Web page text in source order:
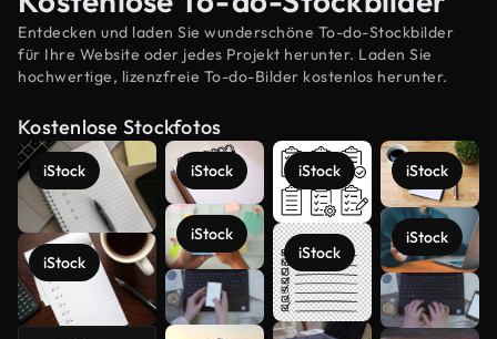
Entdecken und laden Sie wunderschöne To-do-Stockbilder
für Ihre Website oder jedes Projekt herunter. Laden Sie
hochwertige, lizenzfreie To-do-Bilder kostenlos herunter.
Kostenlose Stockfotos
iStock
iStock
iStock
iStock
iStock
iStock
iStock
iStock
Mehr
anzeigen